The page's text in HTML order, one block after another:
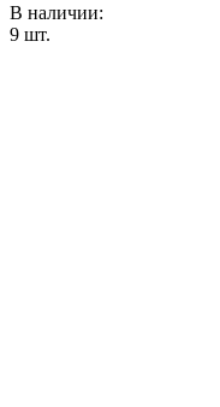
В наличии:
9 шт.